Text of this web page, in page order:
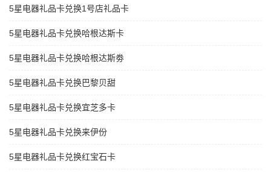
5星电器礼品卡兑换1号店礼品卡
5星电器礼品卡兑换哈根达斯卡
5星电器礼品卡兑换哈根达斯劵
5星电器礼品卡兑换巴黎贝甜
5星电器礼品卡兑换宜芝多卡
5星电器礼品卡兑换来伊份
5星电器礼品卡兑换红宝石卡